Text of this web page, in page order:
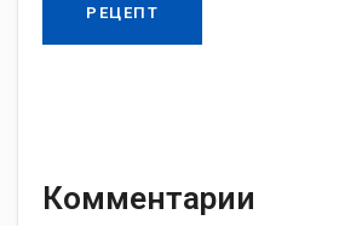
РЕЦЕПТ
Комментарии